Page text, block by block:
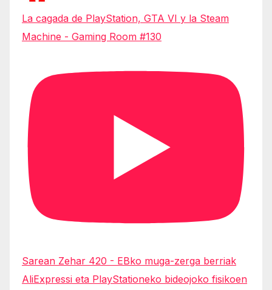
La cagada de PlayStation, GTA VI y la Steam
Machine - Gaming Room #130
Sarean Zehar 420 - EBko muga-zerga berriak
AliExpressi eta PlayStationeko bideojoko fisikoen